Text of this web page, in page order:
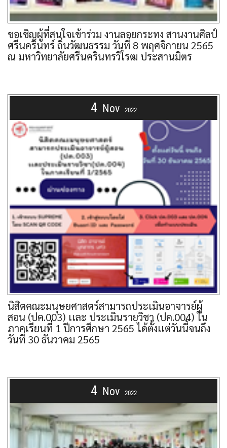
ขอเชิญผู้ที่สนใจเข้าร่วม งานลอยกระทง สานงานศิลป์
ศรีนครินทร์ ถิ่นวัฒนธรรม วันที่ 8 พฤศจิกายน 2565
ณ มหาวิทยาลัยศรีนครินทรวิโรฒ ประสานมิตร
4 Nov 2022
นิสิตคณะมนุษยศาสตร์สามารถประเมินอาจารย์ผู้
สอน (ปค.003) เเละ ประเมินรายวิชา (ปค.004) ใน
ภาคเรียนที่ 1 ปีการศึกษา 2565 ได้ตั้งเเต่วันนี้จนถึง
วันที่ 30 ธันวาคม 2565
4 Nov 2022